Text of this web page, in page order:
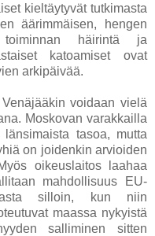
kieltäytyvät tutkimasta
äärimmäisen, hengen
häirintä ja
katoamiset ovat
arkipäivää.
voidaan vielä
Moskovan varakkailla
tasoa, mutta
on joidenkin arvioiden
oikeuslaitos laahaa
mahdollisuus EU-
silloin, kun niin
maassa nykyistä
salliminen sitten